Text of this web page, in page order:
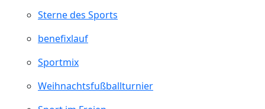
Sterne des Sports
benefixlauf
Sportmix
Weihnachtsfußballturnier